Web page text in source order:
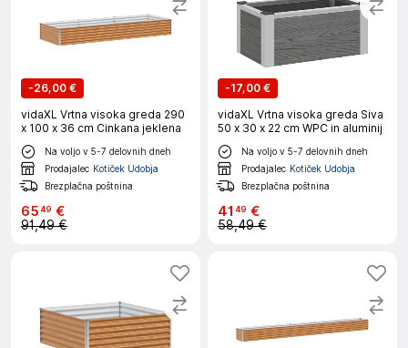
-26,00 €
vidaXL Vrtna visoka greda 290
x 100 x 36 cm Cinkana jeklena
Na voljo v 5-7 delovnih dneh
Prodajalec Kotiček Udobja
Brezplačna poštnina
6549 €
91,49 €
-17,00 €
vidaXL Vrtna visoka greda Siva
50 x 30 x 22 cm WPC in aluminij
Na voljo v 5-7 delovnih dneh
Prodajalec Kotiček Udobja
Brezplačna poštnina
41 49 €
58,49 €